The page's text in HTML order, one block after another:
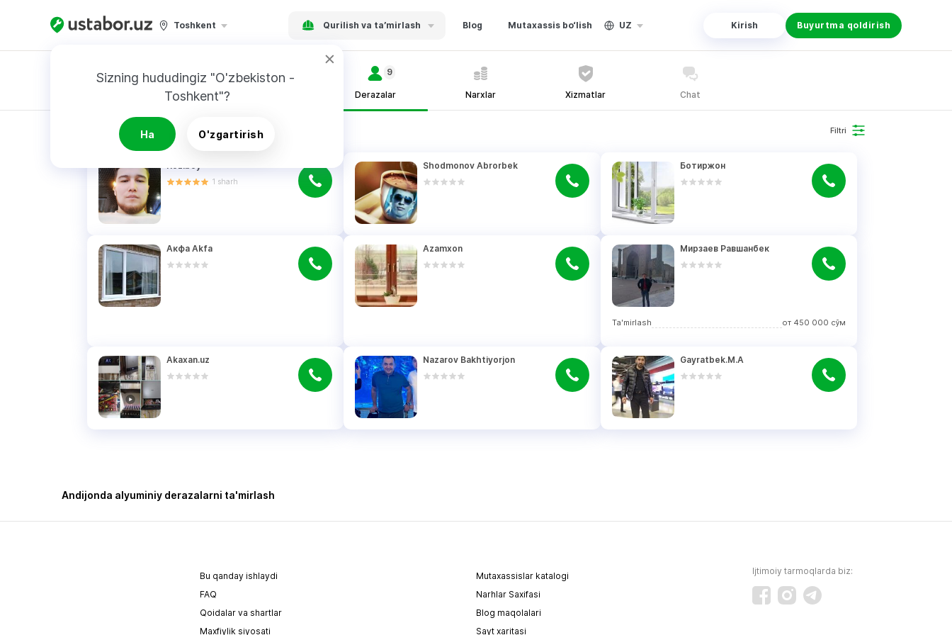
Toshkent Qurilish va ta’mirlash Blog Mutaxassis bo‘lish UZ Kirish Buyurtma qoldirish
Sizning hududingiz "O'zbekiston -
Toshkent"?
Ha O'zgartirish
Derazalar
9
Narxlar Xizmatlar Chat
QIDIRUV NATIJALARI Filtri
Roziboy
1 sharh
Shodmonov Abrorbek Ботиржон
Акфа Akfa Azamxon Мирзаев Равшанбек
Ta'mirlash от 450 000 сўм
Akaxan.uz Nazarov Bakhtiyorjon Gayratbek.M.A
Andijonda alyuminiy derazalarni ta'mirlash
Bu qanday ishlaydi
Mutaxassislar katalogi
FAQ
Narhlar Saxifasi
Qoidalar va shartlar
Blog maqolalari
Maxfiylik siyosati
Sayt xaritasi
Ijtimoiy tarmoqlarda biz: